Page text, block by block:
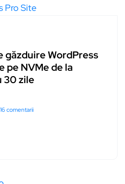
găzduire WordPress
pe NVMe de la
30 zile
16 comentarii